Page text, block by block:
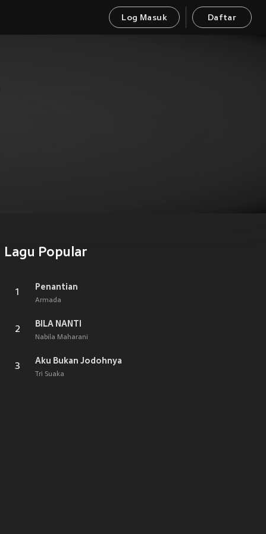
Log Masuk Daftar
Lagu Popular
1
Penantian
Armada
2
BILA NANTI
Nabila Maharani
3
Aku Bukan Jodohnya
Tri Suaka